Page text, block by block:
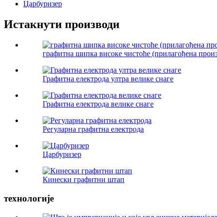
Царбуризер
Истакнути производи
графитна шипка високе чистоће (прилагођена
Графитна електрода ултра велике снаге
Графитна електрода велике снаге
Регуларна графитна електрода
Царбуризер
Кинески графитни штап
технологије